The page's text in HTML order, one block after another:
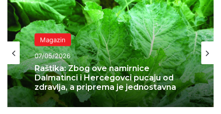
Magazin
07/05/2026
Raštika: Zbog ove namirnice
Dalmatinci i Hercegovci pucaju od
zdravlja, a priprema je jednostavna
Magazin
05/05/2026